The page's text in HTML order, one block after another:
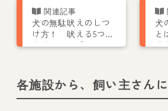
犬の無駄吠えのしつ
け方！ 吠える5つの
意味って？【トレー
犬
と
理
各施設から、飼い主さん